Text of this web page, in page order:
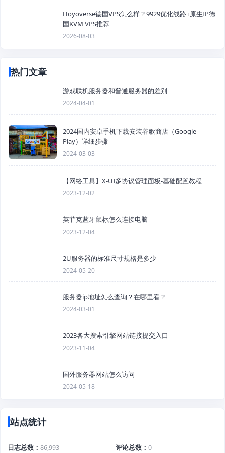
Hoyoverse德国VPS怎么样？9929优化线路+原生IP德
国KVM VPS推荐
2026-08-03
热门文章
游戏联机服务器和普通服务器的差别
2024-04-01
2024国内安卓手机下载安装谷歌商店（Google
Play）详细步骤
2024-03-03
【网络工具】X-UI多协议管理面板-基础配置教程
2023-12-02
英菲克蓝牙鼠标怎么连接电脑
2023-12-04
2U服务器的标准尺寸规格是多少
2024-05-20
服务器ip地址怎么查询？在哪里看？
2024-03-01
2023各大搜索引擎网站链接提交入口
2023-11-04
国外服务器网站怎么访问
2024-05-18
站点统计
日志总数 86,993 评论总数
0